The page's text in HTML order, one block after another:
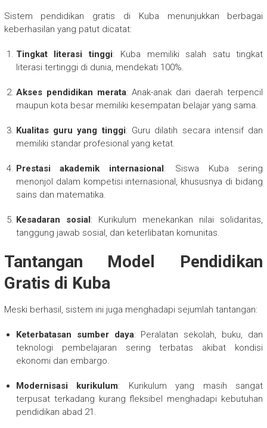
Sistem pendidikan gratis di Kuba menunjukkan berbagai
keberhasilan yang patut dicatat:
Tingkat literasi tinggi: Kuba memiliki salah satu tingkat
literasi tertinggi di dunia, mendekati 100%.
Akses pendidikan merata: Anak-anak dari daerah terpencil
maupun kota besar memiliki kesempatan belajar yang sama.
Kualitas guru yang tinggi: Guru dilatih secara intensif dan
memiliki standar profesional yang ketat.
Prestasi akademik internasional: Siswa Kuba sering
menonjol dalam kompetisi internasional, khususnya di bidang
sains dan matematika.
Kesadaran sosial: Kurikulum menekankan nilai solidaritas,
tanggung jawab sosial, dan keterlibatan komunitas.
Tantangan Model Pendidikan
Gratis di Kuba
Meski berhasil, sistem ini juga menghadapi sejumlah tantangan:
Keterbatasan sumber daya: Peralatan sekolah, buku, dan
teknologi pembelajaran sering terbatas akibat kondisi
ekonomi dan embargo.
Modernisasi kurikulum: Kurikulum yang masih sangat
terpusat terkadang kurang fleksibel menghadapi kebutuhan
pendidikan abad 21.